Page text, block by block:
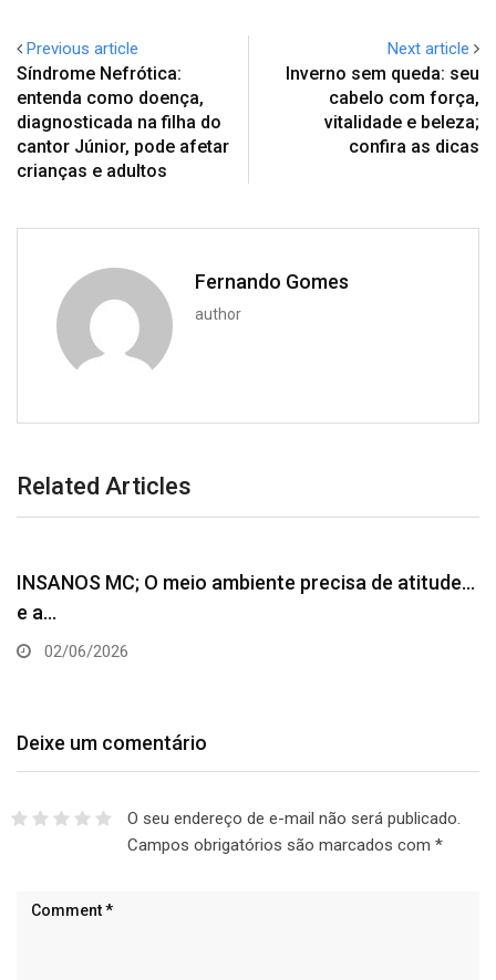
Previous article
Síndrome Nefrótica:
entenda como doença,
diagnosticada na filha do
cantor Júnior, pode afetar
crianças e adultos
Next article
Inverno sem queda: seu
cabelo com força,
vitalidade e beleza;
confira as dicas
Fernando Gomes
author
Related Articles
INSANOS MC; O meio ambiente precisa de atitude…
e a…
02/06/2026
Deixe um comentário
O seu endereço de e-mail não será publicado.
Campos obrigatórios são marcados com *